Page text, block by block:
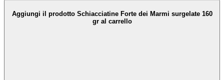
Aggiungi il prodotto Schiacciatine Forte dei Marmi surgelate 160
gr al carrello